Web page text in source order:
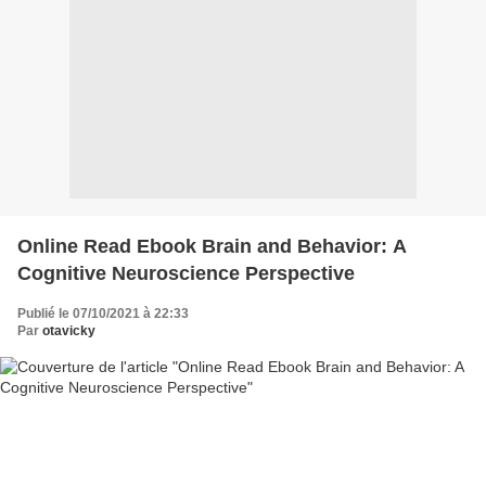
Online Read Ebook Brain and Behavior: A
Cognitive Neuroscience Perspective
Publié le 07/10/2021 à 22:33
Par otavicky